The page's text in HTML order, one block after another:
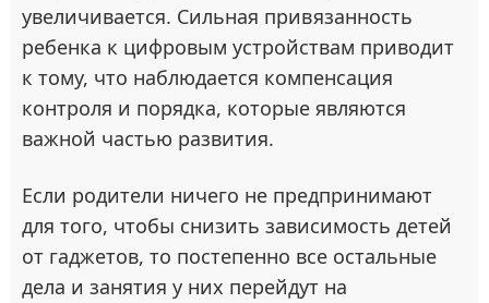
увеличивается. Сильная привязанность
ребенка к цифровым устройствам приводит
к тому, что наблюдается компенсация
контроля и порядка, которые являются
важной частью развития.
Если родители ничего не предпринимают
для того, чтобы снизить зависимость детей
от гаджетов, то постепенно все остальные
дела и занятия у них перейдут на